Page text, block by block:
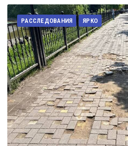
РАССЛЕДОВАНИЯ ЯРКО